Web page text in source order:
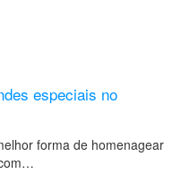
especiais no
forma de homenagear